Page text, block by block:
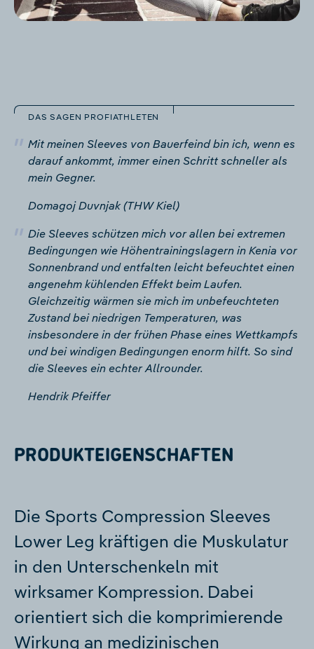
DAS SAGEN PROFIATHLETEN
Mit meinen Sleeves von Bauerfeind bin ich, wenn es
darauf ankommt, immer einen Schritt schneller als
mein Gegner.
Domagoj Duvnjak (THW Kiel)
Die Sleeves schützen mich vor allen bei extremen
Bedingungen wie Höhentrainingslagern in Kenia vor
Sonnenbrand und entfalten leicht befeuchtet einen
angenehm kühlenden Effekt beim Laufen.
Gleichzeitig wärmen sie mich im unbefeuchteten
Zustand bei niedrigen Temperaturen, was
insbesondere in der frühen Phase eines Wettkampfs
und bei windigen Bedingungen enorm hilft. So sind
die Sleeves ein echter Allrounder.
Hendrik Pfeiffer
PRODUKTEIGENSCHAFTEN
Die Sports Compression Sleeves
Lower Leg kräftigen die Muskulatur
in den Unterschenkeln mit
wirksamer Kompression. Dabei
orientiert sich die komprimierende
Wirkung an medizinischen